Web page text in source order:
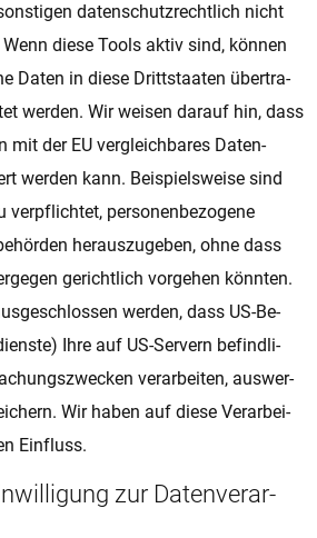
da­ten­schutz­recht­lich nicht
diese Tools aktiv sind, kön­nen
Daten in diese Dritt­staa­ten über­tra­
wer­den. Wir wei­sen dar­auf hin, dass
mit der EU ver­gleich­ba­res Da­ten­
wer­den kann. Bei­spiels­wei­se sind
ver­pflich­tet, per­so­nen­be­zo­ge­ne
her­aus­zu­ge­ben, ohne dass
ge­richt­lich vor­ge­hen könn­ten.
wer­den, dass US-Be­
Ihre auf US-Ser­vern be­find­li­
ver­a­r­bei­ten, aus­wer­
Wir haben auf diese Ver­a­r­bei­
Ein­fluss.
zur Da­ten­ver­a­r­